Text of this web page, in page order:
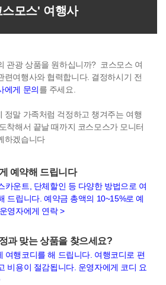
스모스' 여행사
관광 상품을 원하십니까? 코스모스 여
련여행사와 협력합니다. 결정하시기 전
에게 문의를 주세요.
정말 가족처럼 걱정하고 챙겨주는 여행
착해서 끝날 때까지 코스모스가 모니터
하겠습니다
예약해 드립니다
카운트, 단체할인 등 다양한 방법으로 여
드립니다. 예약금 총액의 10~15%로 예
영자에게 연락 >
과 맞는 상품을 찾으세요?
여행코디를 해 드립니다. 여행코디로 편
비용이 절감됩니다. 운영자에게 코디 요